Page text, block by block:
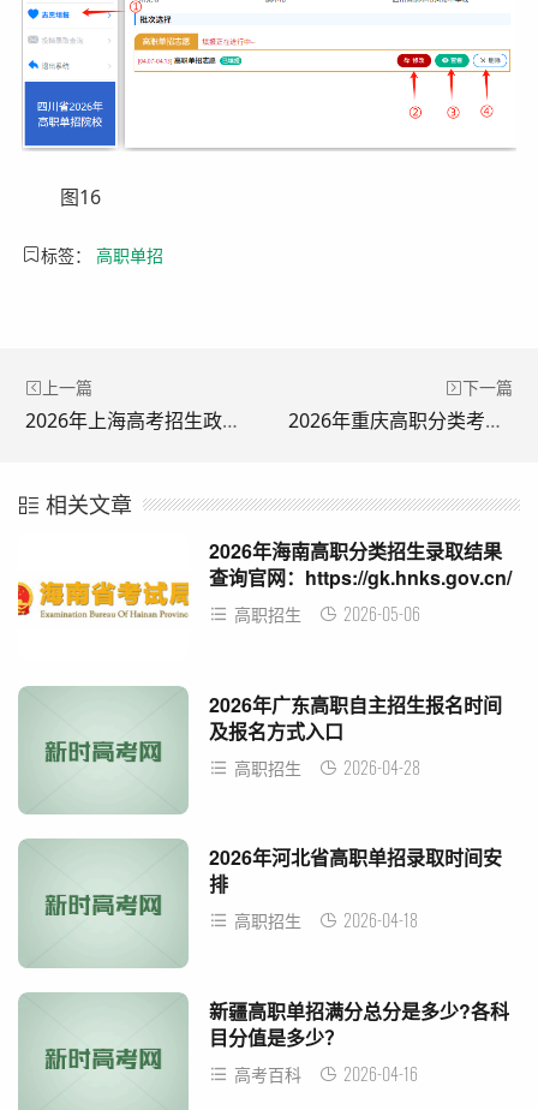
图16
标签： 高职单招
上一篇
2026年上海高考招生政策发布
下一篇
2026年重庆高职分类考试志愿填报官网入口：www.cqksy.cn
相关文章
2026年海南高职分类招生录取结果
查询官网：https://gk.hnks.gov.cn/
高职招生 2026-05-06
2026年广东高职自主招生报名时间
及报名方式入口
高职招生 2026-04-28
2026年河北省高职单招录取时间安
排
高职招生 2026-04-18
新疆高职单招满分总分是多少?各科
目分值是多少？
高考百科 2026-04-16